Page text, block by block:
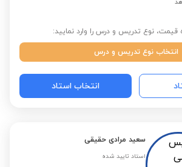
قیمت، نوع تدریس و درس را وارد نمایید:
انتخاب نوع تدریس و درس
انتخاب استاد
سعید مرادی حقیقی
استاد تایید شده